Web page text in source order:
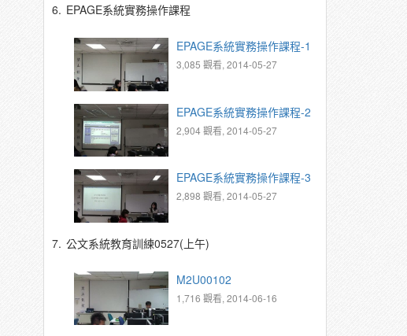
6. EPAGE系統實務操作課程
EPAGE系統實務操作課程-1
3,085 觀看, 2014-05-27
EPAGE系統實務操作課程-2
2,904 觀看, 2014-05-27
EPAGE系統實務操作課程-3
2,898 觀看, 2014-05-27
7. 公文系統教育訓練0527(上午)
M2U00102
1,716 觀看, 2014-06-16